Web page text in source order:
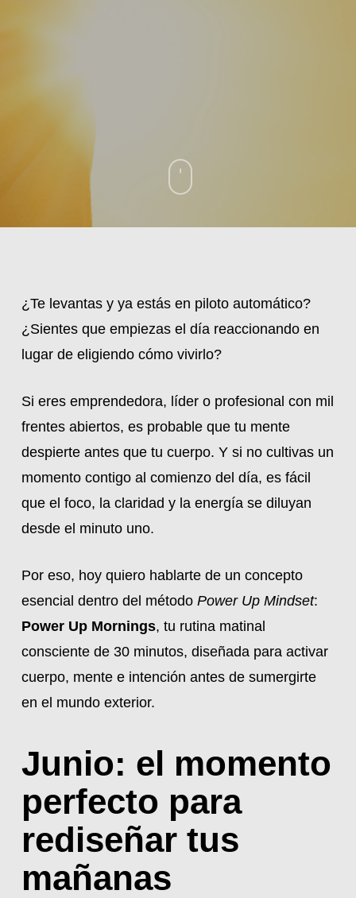
¿Te levantas y ya estás en piloto automático?
¿Sientes que empiezas el día reaccionando en
lugar de eligiendo cómo vivirlo?
Si eres emprendedora, líder o profesional con mil
frentes abiertos, es probable que tu mente
despierte antes que tu cuerpo. Y si no cultivas un
momento contigo al comienzo del día, es fácil
que el foco, la claridad y la energía se diluyan
desde el minuto uno.
Por eso, hoy quiero hablarte de un concepto
esencial dentro del método Power Up Mindset:
Power Up Mornings, tu rutina matinal
consciente de 30 minutos, diseñada para activar
cuerpo, mente e intención antes de sumergirte
en el mundo exterior.
Junio: el momento
perfecto para
rediseñar tus
mañanas